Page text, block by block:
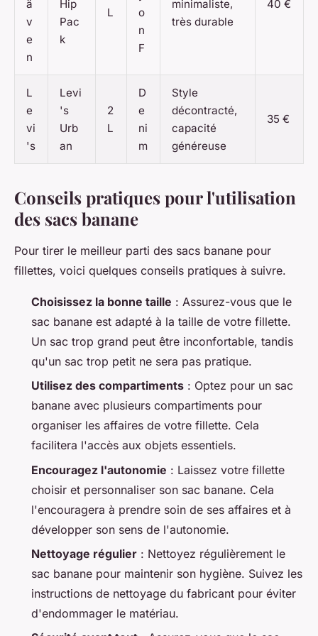
ä
v
e
n
Hip
Pac
k
L
o
n
F
minimaliste,
très durable
40 €
L
e
vi
's
Levi
's
Urb
an
2
L
D
e
ni
m
Style
décontracté,
capacité
généreuse
35 €
Conseils pratiques pour l'utilisation
des sacs banane
Pour tirer le meilleur parti des sacs banane pour
fillettes, voici quelques conseils pratiques à suivre.
Choisissez la bonne taille : Assurez-vous que le
sac banane est adapté à la taille de votre fillette.
Un sac trop grand peut être inconfortable, tandis
qu'un sac trop petit ne sera pas pratique.
Utilisez des compartiments : Optez pour un sac
banane avec plusieurs compartiments pour
organiser les affaires de votre fillette. Cela
facilitera l'accès aux objets essentiels.
Encouragez l'autonomie : Laissez votre fillette
choisir et personnaliser son sac banane. Cela
l'encouragera à prendre soin de ses affaires et à
développer son sens de l'autonomie.
Nettoyage régulier : Nettoyez régulièrement le
sac banane pour maintenir son hygiène. Suivez les
instructions de nettoyage du fabricant pour éviter
d'endommager le matériau.